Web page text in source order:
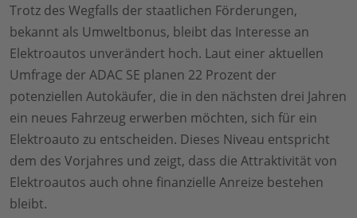
Trotz des Wegfalls der staatlichen Förderungen,
bekannt als Umweltbonus, bleibt das Interesse an
Elektroautos unverändert hoch. Laut einer aktuellen
Umfrage der ADAC SE planen 22 Prozent der
potenziellen Autokäufer, die in den nächsten drei Jahren
ein neues Fahrzeug erwerben möchten, sich für ein
Elektroauto zu entscheiden. Dieses Niveau entspricht
dem des Vorjahres und zeigt, dass die Attraktivität von
Elektroautos auch ohne finanzielle Anreize bestehen
bleibt.